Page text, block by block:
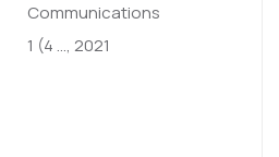
Communications
1 (4 …, 2021